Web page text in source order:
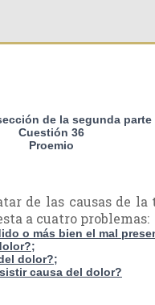
de la segunda parte
Cuestión 36
Proemio
de las causas de
a cuatro problemas:
o más bien el mal
dolor?;
causa del dolor?